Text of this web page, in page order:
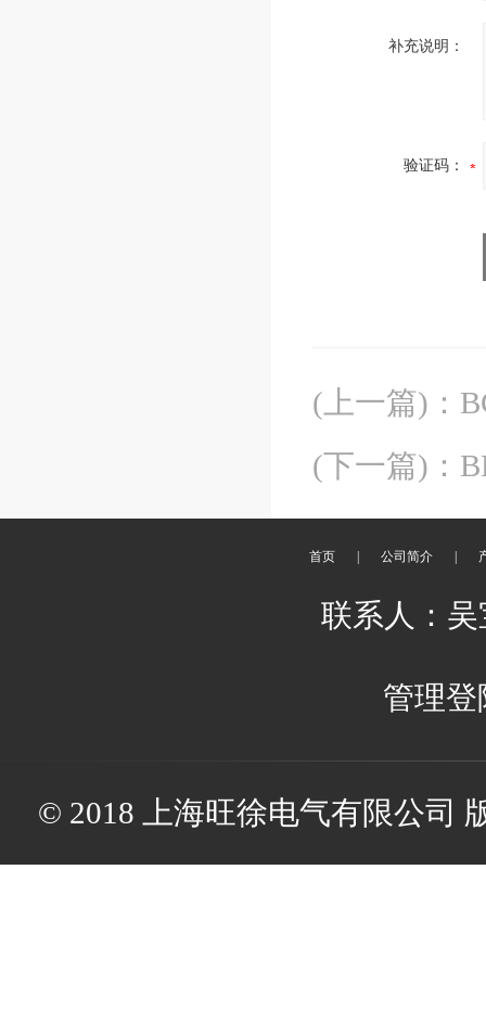
补充说明：
验证码：
(上一篇) ：
(下一篇) ：
首页 公司简介
联系人：
管理登
© 2018 上海旺徐电气有限公司